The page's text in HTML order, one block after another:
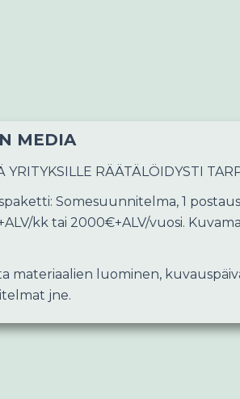
MEDIA
YRITYKSILLE RÄÄTÄLÖIDYSTI
Somesuunnitelma, 1
kk tai 2000€+ALV/vuosi.
materiaalien luominen,
jne.